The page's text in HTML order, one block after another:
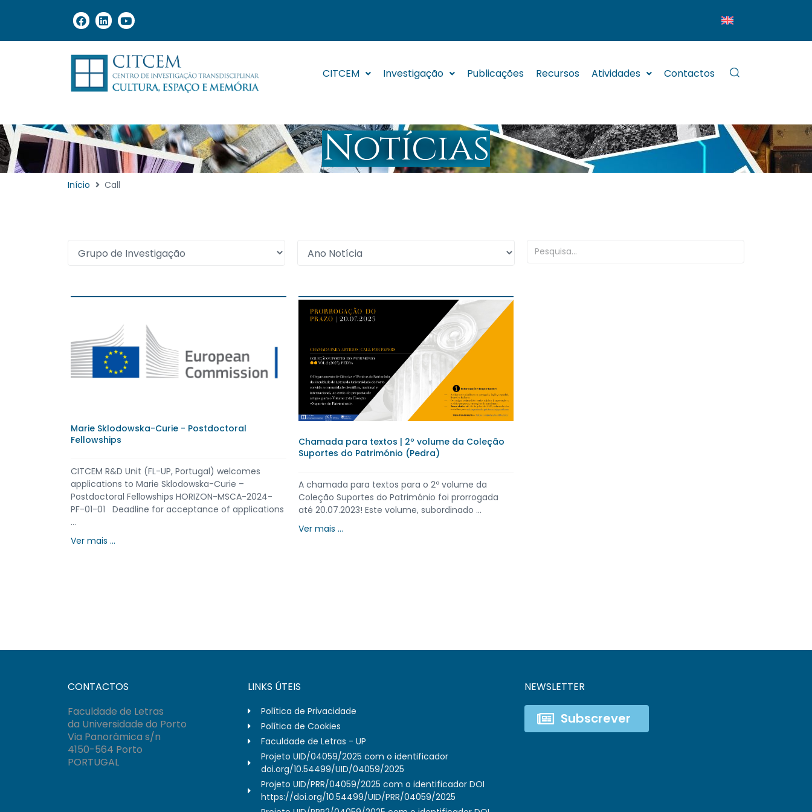
CITCEM Investigação Publicações Recursos Atividades Contactos
Notícias
Início Call
Marie Sklodowska-Curie - Postdoctoral
Fellowships
CITCEM R&D Unit (FL-UP, Portugal) welcomes
applications to Marie Sklodowska-Curie –
Postdoctoral Fellowships HORIZON-MSCA-2024-
PF-01-01 Deadline for acceptance of applications
...
Ver mais ...
Chamada para textos | 2º volume da Coleção
Suportes do Património (Pedra)
A chamada para textos para o 2º volume da
Coleção Suportes do Património foi prorrogada
até 20.07.2023! Este volume, subordinado ...
Ver mais ...
CONTACTOS
Faculdade de Letras
da Universidade do Porto
Via Panorâmica s/n
4150-564 Porto
PORTUGAL
LINKS ÚTEIS
Política de Privacidade
Política de Cookies
Faculdade de Letras - UP
Projeto UID/04059/2025 com o identificador
doi.org/10.54499/UID/04059/2025
Projeto UID/PRR/04059/2025 com o identificador DOI
https://doi.org/10.54499/UID/PRR/04059/2025
NEWSLETTER
Subscrever